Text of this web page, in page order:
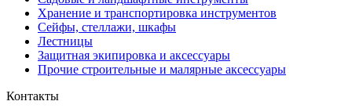
Хранение и транспортировка инструментов
Сейфы, стеллажи, шкафы
Лестницы
Защитная экипировка и аксессуары
Прочие строительные и малярные аксессуары
Контакты